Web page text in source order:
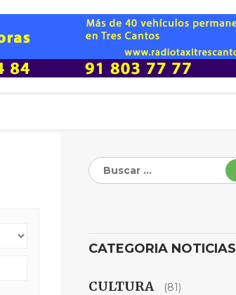
Buscar:
CATEGORIA NOTICIAS
CULTURA (81)